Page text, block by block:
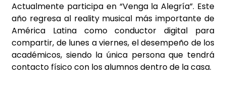
Actualmente participa en “Venga la Alegría”. Este
año regresa al reality musical más importante de
América Latina como conductor digital para
compartir, de lunes a viernes, el desempeño de los
académicos, siendo la única persona que tendrá
contacto físico con los alumnos dentro de la casa.